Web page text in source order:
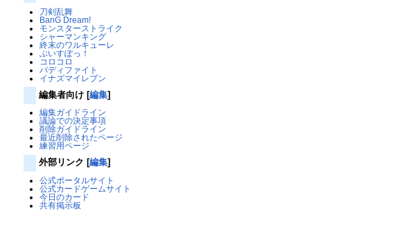
刀剣乱舞
BanG Dream!
モンスターストライク
シャーマンキング
終末のワルキューレ
ぶいすぽっ！
コロコロ
バディファイト
イナズマイレブン
編集者向け [編集]
編集ガイドライン
議論での決定事項
削除ガイドライン
最近削除されたページ
練習用ページ
外部リンク [編集]
公式ポータルサイト
公式カードゲームサイト
今日のカード
共有掲示板